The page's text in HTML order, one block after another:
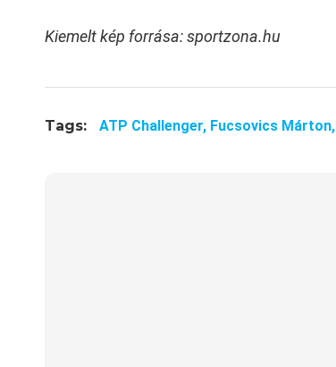
Kiemelt kép forrása: sportzona.hu
Tags: ATP Challenger, Fucsovics Márton,